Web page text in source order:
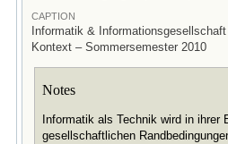
CAPTION
Informatik &
Kontext – Sommersemester 2010
Notes
Informatik als Technik wird in ihrer
gesellschaftlichen